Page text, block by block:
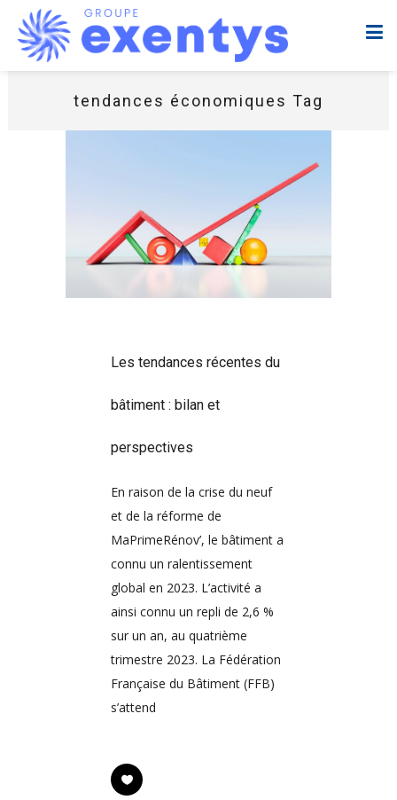
tendances économiques Tag
Les tendances récentes du
bâtiment : bilan et
perspectives
En raison de la crise du neuf
et de la réforme de
MaPrimeRénov’, le bâtiment a
connu un ralentissement
global en 2023. L’activité a
ainsi connu un repli de 2,6 %
sur un an, au quatrième
trimestre 2023. La Fédération
Française du Bâtiment (FFB)
s’attend